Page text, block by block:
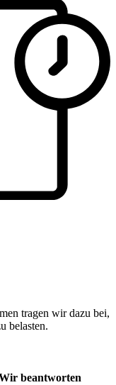
tragen wir dazu bei,
belasten.
beantworten